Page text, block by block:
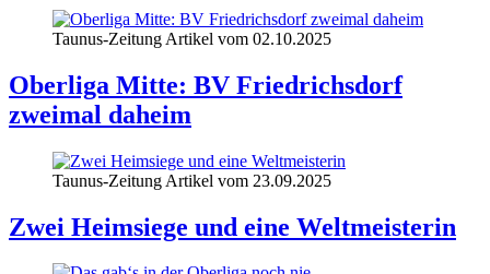
Taunus-Zeitung Artikel vom 02.10.2025
Oberliga Mitte: BV Friedrichsdorf
zweimal daheim
Taunus-Zeitung Artikel vom 23.09.2025
Zwei Heimsiege und eine Weltmeisterin